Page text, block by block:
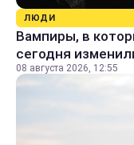
ЛЮДИ
Вампиры, в
сегодня
08 августа 2026, 12:55